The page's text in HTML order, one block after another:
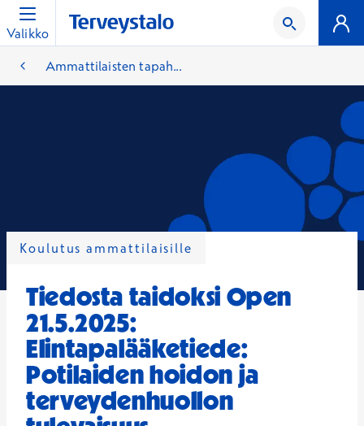
Valikko
Ammattilaisten tapah...
Koulutus ammattilaisille
Tiedosta taidoksi Open
21.5.2025:
Elintapalääketiede:
Potilaiden hoidon ja
terveydenhuollon